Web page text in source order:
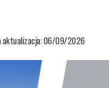
aktualizacja: 06/09/2026